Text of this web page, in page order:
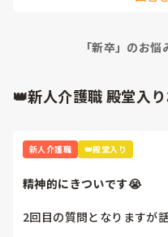
たので今回はごめんなさ
ただ気が付いたのは、1社
たんですが、雇う側はエー
した人を雇いたいよねって…
逆にハローワークを通せ
あるんだなって思った。
あと、エージェントさんが
求職者としたら別に大手
「新卒」のお
👑新人介護職 殿堂入
新人介護職 👑殿堂入り
精神的にきついです😭
2回目の質問となりますが